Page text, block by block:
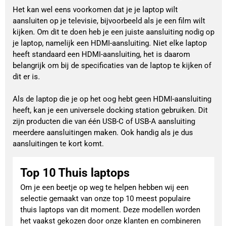
Het kan wel eens voorkomen dat je je laptop wilt
aansluiten op je televisie, bijvoorbeeld als je een film wilt
kijken. Om dit te doen heb je een juiste aansluiting nodig op
je laptop, namelijk een HDMI-aansluiting. Niet elke laptop
heeft standaard een HDMI-aansluiting, het is daarom
belangrijk om bij de specificaties van de laptop te kijken of
dit er is.
Als de laptop die je op het oog hebt geen HDMI-aansluiting
heeft, kan je een universele docking station gebruiken. Dit
zijn producten die van één USB-C of USB-A aansluiting
meerdere aansluitingen maken. Ook handig als je dus
aansluitingen te kort komt.
Top 10 Thuis laptops
Om je een beetje op weg te helpen hebben wij een
selectie gemaakt van onze top 10 meest populaire
thuis laptops van dit moment. Deze modellen worden
het vaakst gekozen door onze klanten en combineren